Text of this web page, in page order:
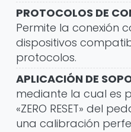
PROTOCOLOS DE
Permite la conexión
dispositivos
protocolos.
APLICACIÓN DE
mediante la cual es
«ZERO RESET» del
una calibración